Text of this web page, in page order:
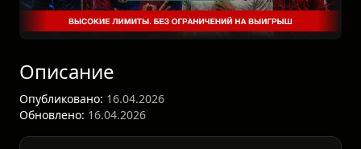
Описание
Опубликовано: 16.04.2026
Обновлено: 16.04.2026